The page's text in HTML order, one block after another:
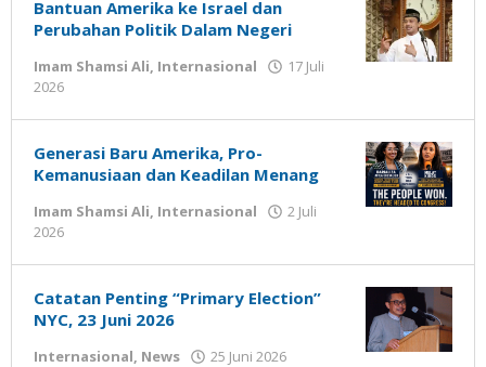
Bantuan Amerika ke Israel dan
Perubahan Politik Dalam Negeri
Imam Shamsi Ali, Internasional
17 Juli
2026
Susanto
Generasi Baru Amerika, Pro-
Kemanusiaan dan Keadilan Menang
Imam Shamsi Ali, Internasional
2 Juli
2026
Susanto
Catatan Penting “Primary Election”
NYC, 23 Juni 2026
Internasional, News 25 Juni 2026